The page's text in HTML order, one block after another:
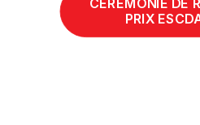
CÉRÉMONIE DE
PRIX